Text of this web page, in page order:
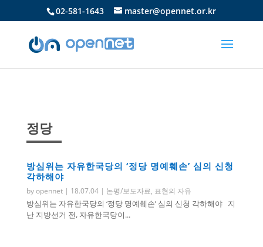
02-581-1643 master@opennet.or.kr
정당
방심위는 자유한국당의 ‘정당 명예훼손’ 심의 신청
각하해야
byopennet| 18.07.04| 논평/보도자료, 표현의 자유
방심위는 자유한국당의 ‘정당 명예훼손’ 심의 신청 각하해야 지
난 지방선거 전, 자유한국당이...